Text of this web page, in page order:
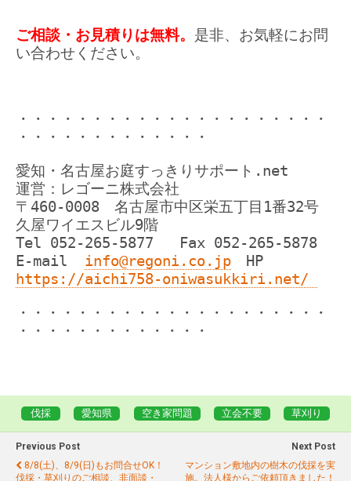
ご相談・お見積りは無料。 是非、お気軽にお問
い合わせください。
・・・・・・・・・・・・・・・・・・・・・
・・・・・・・・・・・・・
愛知・名古屋お庭すっきりサポート.net
運営：レゴーニ株式会社
〒460-0008 名古屋市中区栄五丁目1番32号
久屋ワイエスビル9階
Tel 052-265-5877 Fax 052-265-5878
E-mail info@regoni.co.jp HP
https://aichi758-oniwasukkiri.net/
・・・・・・・・・・・・・・・・・・・・・
・・・・・・・・・・・・・
伐採 愛知県 空き家問題 立会不要 草刈り
Previous Post
8/8(土)、8/9(日)もお問合せOK！
伐採・草刈りのご相談、非面談・
Next Post
マンション敷地内の樹木の伐採を実
施。法人様からご依頼頂きました！